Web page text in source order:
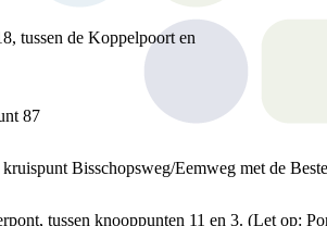
tussen de Koppelpoort en
87
Bisschopsweg/Eemweg met de
tussen knooppunten 11 en 3. (Let op: